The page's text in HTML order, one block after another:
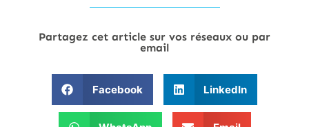
Partagez cet article sur vos réseaux ou par
email
Facebook LinkedIn